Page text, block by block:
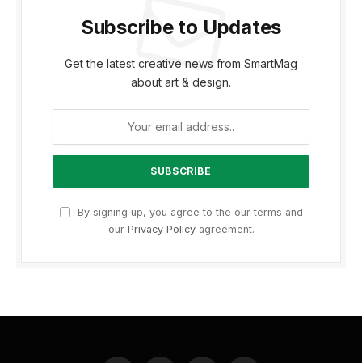
Subscribe to Updates
Get the latest creative news from SmartMag
about art & design.
By signing up, you agree to the our terms and
our Privacy Policyagreement.